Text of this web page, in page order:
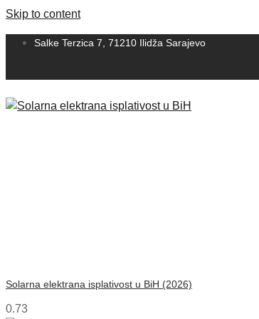
Skip to content
Salke Terzica 7, 71210 Ilidža Sarajevo
Solarna elektrana isplativost u BiH (2026)